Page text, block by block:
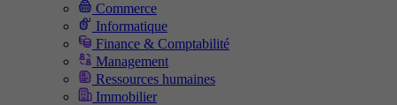
Commerce
Informatique
Finance & Comptabilité
Management
Ressources humaines
Immobilier